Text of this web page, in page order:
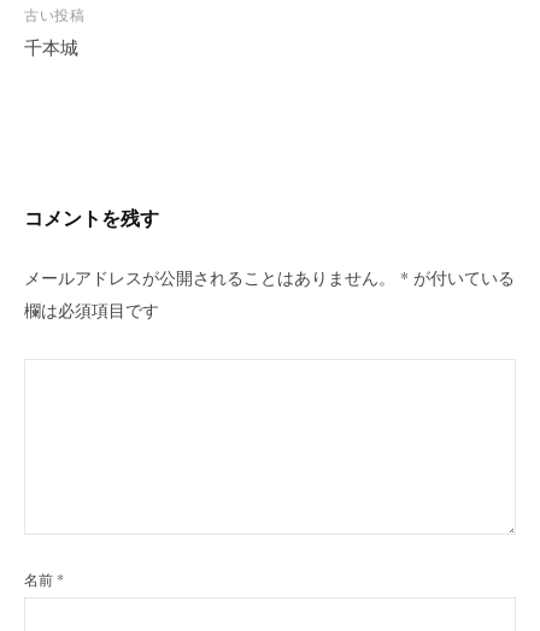
投
稿
シ
ョ
ン
古い投稿
千本城
コメントを残す
メールアドレスが公開されることはありません。 * が付いている
欄は必須項目です
名前 *